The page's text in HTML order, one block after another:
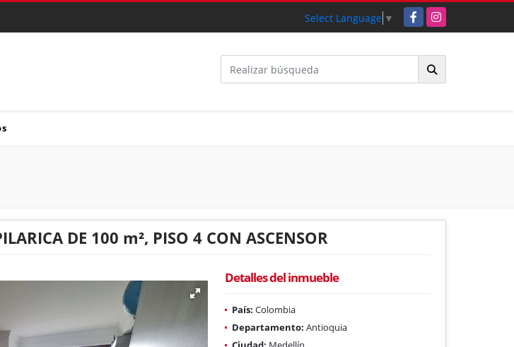
Select Language ▼ FacebookInstagram
DE 100 m², PISO 4 CON ASCENSOR
Detalles del inmueble
País: Colombia
Departamento: Antioquia